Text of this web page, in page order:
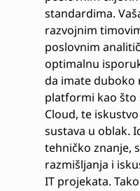
standardima.
razvojnim
poslovnim
optimalnu
da imate duboko
platformi kao što
Cloud, te
sustava u oblak.
tehničko znanje,
razmišljanja i
IT projekata.